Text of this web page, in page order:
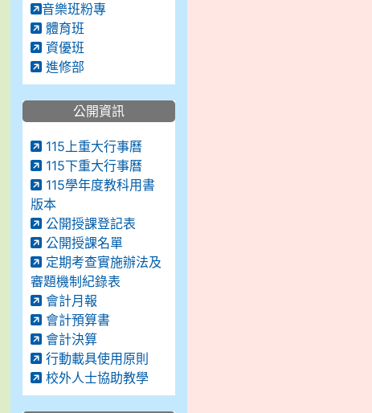
音樂班粉專
體育班
資優班
進修部
公開資訊
115上重大行事曆
115下重大行事曆
115學年度教科用書
版本
公開授課登記表
公開授課名單
定期考查實施辦法及
審題機制紀錄表
會計月報
會計預算書
會計決算
行動載具使用原則
校外人士協助教學